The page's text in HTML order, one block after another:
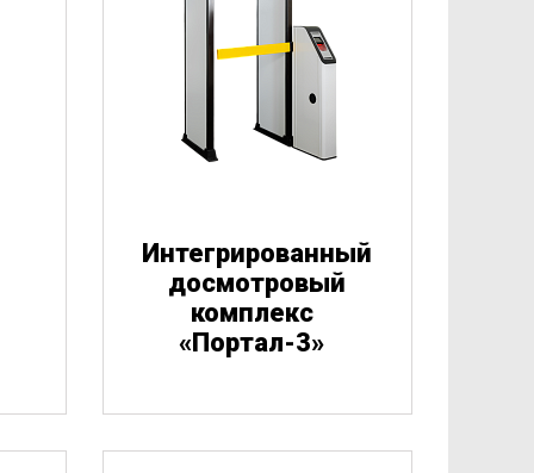
Интегрированный
досмотровый
комплекс
«Портал-3»